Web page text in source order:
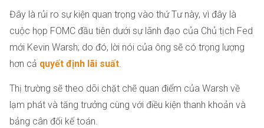
Đây là rủi ro sự kiện quan trọng vào thứ Tư này, vì đây là
cuộc họp FOMC đầu tiên dưới sự lãnh đạo của Chủ tịch Fed
mới Kevin Warsh; do đó, lời nói của ông sẽ có trọng lượng
hơn cả quyết định lãi suất.
Thị trường sẽ theo dõi chặt chẽ quan điểm của Warsh về
lạm phát và tăng trưởng cùng với điều kiện thanh khoản và
bảng cân đối kế toán.